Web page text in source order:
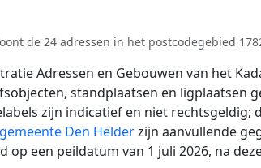
de 24 adressen in het postcodegebied
Adressen en Gebouwen van het
standplaatsen en ligplaatsen
zijn indicatief en niet rechtsgeldig;
Den Helderzijn aanvullende
op een peildatum van 1 juli 2026, na